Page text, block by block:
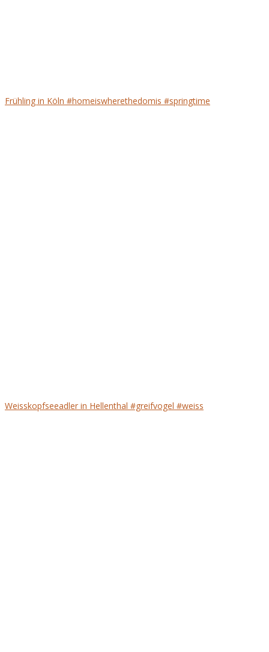
Frühling in Köln #homeiswherethedomis #springtime
Weisskopfseeadler in Hellenthal #greifvogel #weiss